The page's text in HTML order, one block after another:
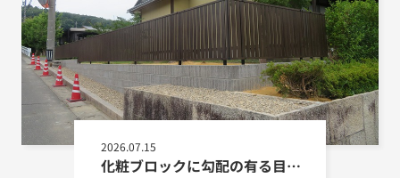
2026.07.15
化粧ブロックに勾配の有る目隠しフェンス設置工事